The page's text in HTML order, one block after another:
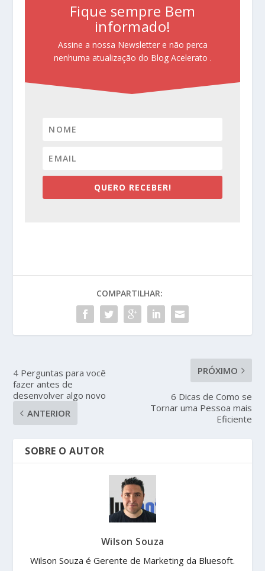
Fique sempre Bem
informado!
Assine a nossa Newsletter e não perca
nenhuma atualização do Blog Acelerato .
QUERO RECEBER!
COMPARTILHAR:
4 Perguntas para você
fazer antes de
desenvolver algo novo
ANTERIOR
PRÓXIMO
6 Dicas de Como se
Tornar uma Pessoa mais
Eficiente
SOBRE O AUTOR
Wilson Souza
Wilson Souza é Gerente de Marketing da Bluesoft.